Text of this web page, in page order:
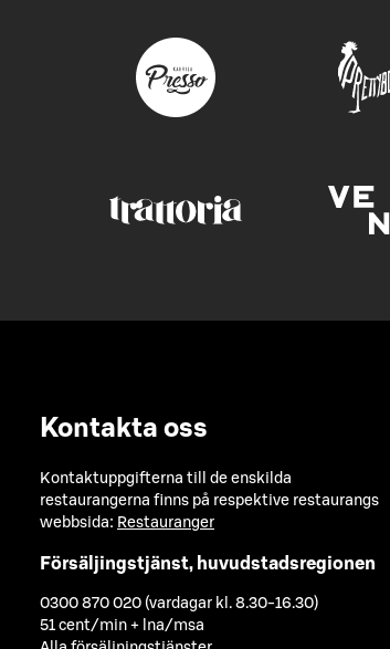
Kontakta oss
Kontaktuppgifterna till de enskilda
restaurangerna finns på respektive restaurangs
webbsida: Restauranger
Försäljingstjänst, huvudstadsregionen
0300 870 020 (vardagar kl. 8.30-16.30)
51 cent/min + lna/msa